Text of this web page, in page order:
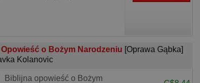
o Bożym Narodzeniu [Oprawa Gąbka]
Kolanovic
Biblijna opowieść o Bożym